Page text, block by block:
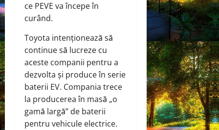
ce PEVE va începe în
curând.
Toyota intenționează să
continue să lucreze cu
aceste companii pentru a
dezvolta și produce în serie
baterii EV. Compania trece
la producerea în masă „o
gamă largă” de baterii
pentru vehicule electrice.